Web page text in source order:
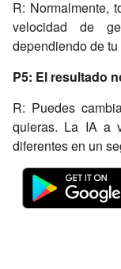
R: Normalmente,
velocidad de
dependiendo de
P5: El resultado
R: Puedes
quieras. La IA a
diferentes en un